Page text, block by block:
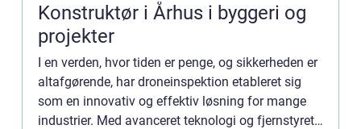
Konstruktør i Århus i byggeri og
projekter
I en verden, hvor tiden er penge, og sikkerheden er
altafgørende, har droneinspektion etableret sig
som en innovativ og effektiv løsning for mange
industrier. Med avanceret teknologi og fjernstyret